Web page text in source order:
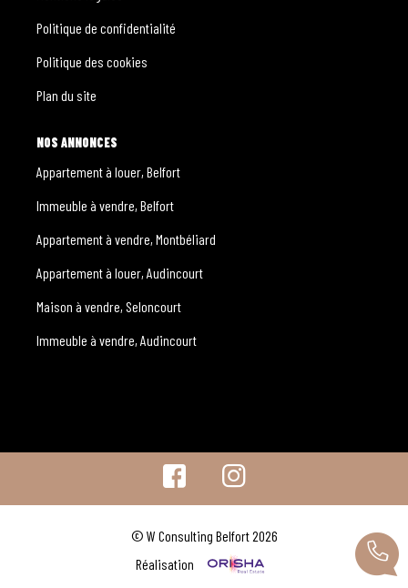
Politique de confidentialité
Politique des cookies
Plan du site
NOS ANNONCES
Appartement à louer, Belfort
Immeuble à vendre, Belfort
Appartement à vendre, Montbéliard
Appartement à louer, Audincourt
Maison à vendre, Seloncourt
Immeuble à vendre, Audincourt
© W Consulting Belfort 2026
Réalisation